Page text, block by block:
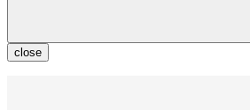
close